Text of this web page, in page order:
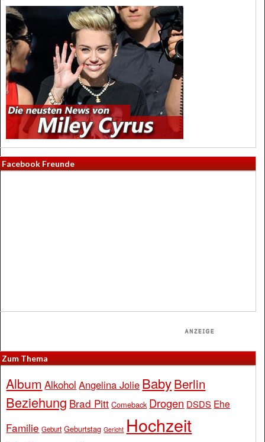
Facebook Freunde
Zum Thema
Album Alkohol Angelina Jolie BabyBerlin
Beziehung Brad Pitt Comeback Drogen DSDS Ehe
Familie Geburt Geburtstag Gericht Hochzeit